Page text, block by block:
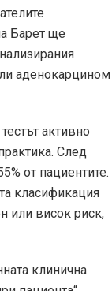
Барет ще
аденокарцином
активно
След
от пациентите.
класификация
или висок риск,
клинична